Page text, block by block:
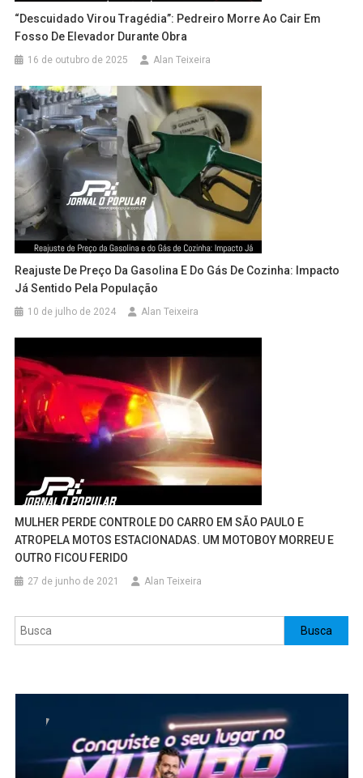
“Descuidado Virou Tragédia”: Pedreiro Morre Ao Cair Em
Fosso De Elevador Durante Obra
16 de outubro de 2025 Alan Teixeira
Reajuste De Preço Da Gasolina E Do Gás De Cozinha: Impacto
Já Sentido Pela População
10 de julho de 2024 Alan Teixeira
MULHER PERDE CONTROLE DO CARRO EM SÃO PAULO E
ATROPELA MOTOS ESTACIONADAS. UM MOTOBOY MORREU E
OUTRO FICOU FERIDO
27 de junho de 2021 Alan Teixeira
Pesquisar Busca